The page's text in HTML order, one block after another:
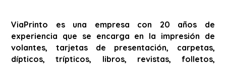
ViaPrinto es una empresa con 20 años de
experiencia que se encarga en la impresión de
volantes, tarjetas de presentación, carpetas,
dípticos, trípticos, libros, revistas, folletos,